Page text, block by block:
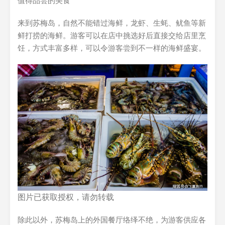
来到苏梅岛，自然不能错过海鲜，龙虾、生蚝、鱿鱼等新
鲜打捞的海鲜。游客可以在店中挑选好后直接交给店里烹
饪，方式丰富多样，可以令游客尝到不一样的海鲜盛宴。
图片已获取授权，请勿转载
除此以外，苏梅岛上的外国餐厅络绎不绝，为游客供应各